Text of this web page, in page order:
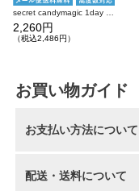
secret candymagic 1day ラメグレー 20枚入り シークレットキャンディーマジック カラコン
2,260円
（税込2,486円）
お買い物ガイド
お支払い方法について
配送・送料について